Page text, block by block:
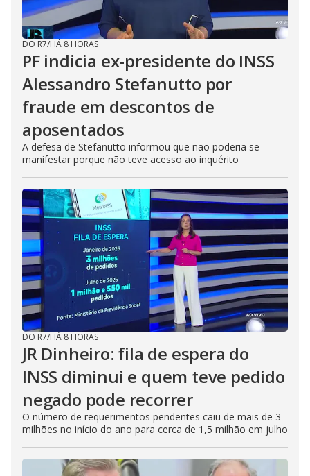
DO R7/HÁ 8 HORAS
PF indicia ex-presidente do INSS
Alessandro Stefanutto por
fraude em descontos de
aposentados
A defesa de Stefanutto informou que não poderia se
manifestar porque não teve acesso ao inquérito
DO R7/HÁ 8 HORAS
JR Dinheiro: fila de espera do
INSS diminui e quem teve pedido
negado pode recorrer
O número de requerimentos pendentes caiu de mais de 3
milhões no início do ano para cerca de 1,5 milhão em julho